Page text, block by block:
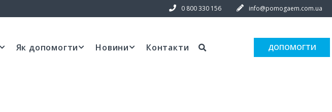
0 800 330 156 info@pomogaem.com.ua
Як допомогти Новини Контакти ДОПОМОГТИ